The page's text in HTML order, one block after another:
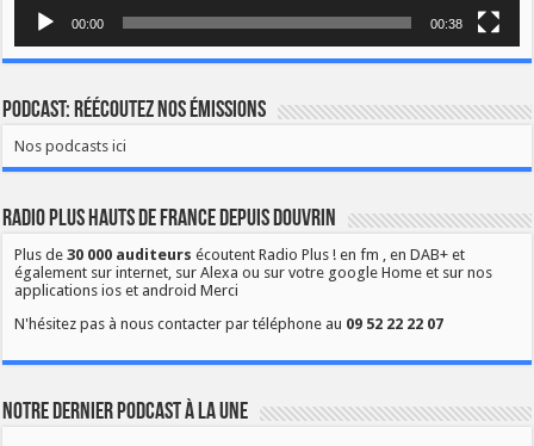
00:00 00:38
Podcast: Réécoutez nos émissions
Nos podcasts ici
Radio Plus Hauts de France depuis Douvrin
Plus de30 000 auditeurs écoutent Radio Plus ! en fm , en DAB+ et
également sur internet, sur Alexa ou sur votre google Home et sur nos
applications ios et android Merci
N'hésitez pas à nous contacter par téléphone au 09 52 22 22 07
Notre dernier podcast à la une